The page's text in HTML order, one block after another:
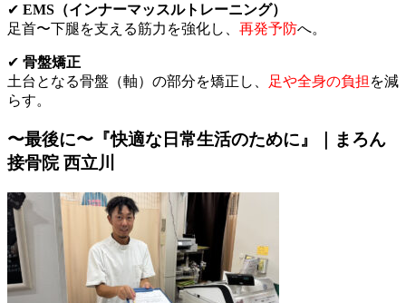
✔ EMS（インナーマッスルトレーニング）
足首〜下腿を支える筋力を強化し、 再発予防へ。
✔ 骨盤矯正
土台となる骨盤（軸）の部分を矯正し、
足や全身の負担 を減
らす。
〜最後に〜『快適な日常生活のために』｜まろん
接骨院 西立川